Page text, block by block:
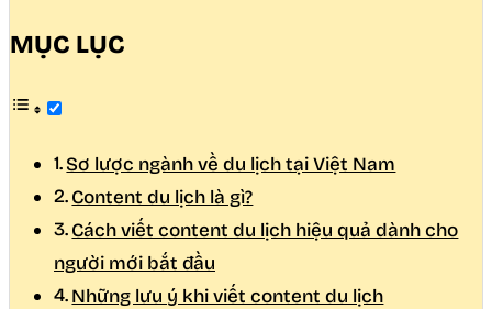
MỤC LỤC
Sơ lược ngành về du lịch tại Việt Nam
Content du lịch là gì?
Cách viết content du lịch hiệu quả dành cho
người mới bắt đầu
Những lưu ý khi viết content du lịch